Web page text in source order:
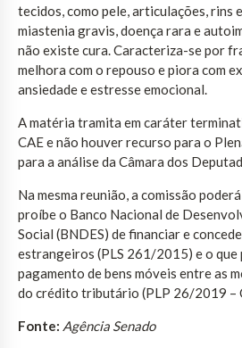
tecidos, como pele, articulações, rins
miastenia gravis, doença rara e
não existe cura. Caracteriza-se por
melhora com o repouso e piora com
ansiedade e estresse emocional.
A matéria tramita em caráter
CAE e não houver recurso para o
para a análise da Câmara dos
Na mesma reunião, a comissão
proíbe o Banco Nacional de
Social (BNDES) de financiar e
estrangeiros (PLS 261/2015) e o que
pagamento de bens móveis entre as
do crédito tributário (PLP 26/2019 –
Fonte: Agência Senado